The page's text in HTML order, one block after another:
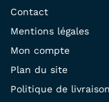
Contact
Mentions légales
Mon compte
Plan du site
Politique de livraison